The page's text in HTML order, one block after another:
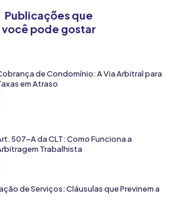
Publicações que
você pode gostar
de Condomínio: A Via Arbitral para
em Atraso
507-A da CLT: Como Funciona a
Trabalhista
de Serviços: Cláusulas que Previnem a